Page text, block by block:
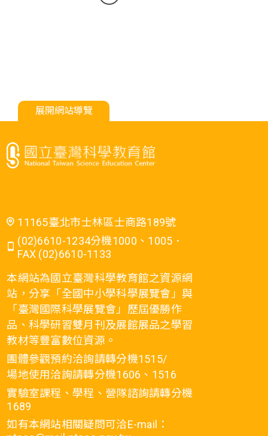
展開網站導覽
11165臺北市士林區士商路189號
(02)6610-1234分機1000、1005．
FAX (02)6610-1133
本網站為國立臺灣科學教育館之資源網
站，分享「全國中小學科學展覽會」與
「臺灣國際科學展覽會」歷屆優勝作
品、科學研習雙月刊及展館展品之學習
教材等豐富數位資源。
團體參觀預約洽詢請轉分機1515/
場地使用洽詢請轉分機1606、1516
實驗室課程、學程、營隊諮詢請轉分機
1689
如有本網站相關疑問可洽E-mail：